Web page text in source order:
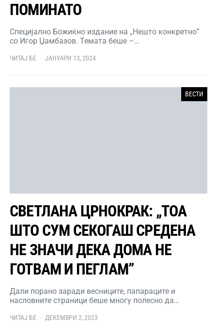
ПОМИНАТО
Специјално Божиќно издание на „Нешто конкретно”
со Игор Џамбазов. Темата беше –…
ЧИТАЈ БЕ ЈАНУАРИ 13, 2024
ВЕСТИ
СВЕТЛАНА ЦРНОКРАК: „ТОА
ШТО СУМ СЕКОГАШ СРЕДЕНА
НЕ ЗНАЧИ ДЕКА ДОМА НЕ
ГОТВАМ И ПЕГЛАМ”
Дали порано заради весниците, папараците и
насловните страници беше многу полесно да…
ЧИТАЈ БЕ ДЕКЕМВРИ 2, 2023